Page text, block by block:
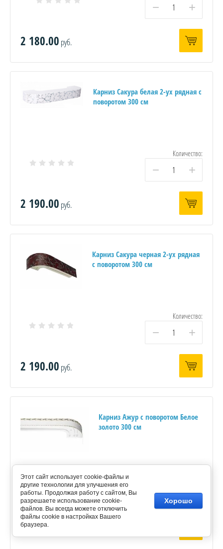
− +
2 180.00 руб.
Карниз Сакура белая 2-ух рядная с
поворотом 300 см
Количество:
− +
2 190.00 руб.
Карниз Сакура черная 2-ух рядная
с поворотом 300 см
Количество:
− +
2 190.00 руб.
Карниз Ажур с поворотом Белое
золото 300 см
− +
2 480.00
Этот сайт использует cookie-файлы и
другие технологии для улучшения его
работы. Продолжая работу с сайтом, Вы
разрешаете использование cookie-
файлов. Вы всегда можете отключить
файлы cookie в настройках Вашего
браузера.
Хорошо